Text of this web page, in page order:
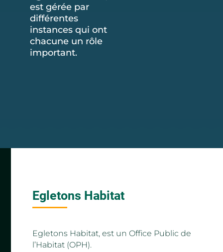
est gérée par
différentes
instances qui ont
chacune un rôle
important.
Egletons Habitat
Egletons Habitat, est un Office Public de
l’Habitat (OPH).